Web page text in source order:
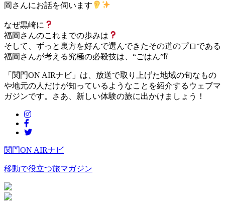
岡さんにお話を伺います
なぜ黒崎に
福岡さんのこれまでの歩みは
そして、ずっと裏方を好んで選んできたその道のプロである
福岡さんが考える究極の必殺技は、“ごはん”⁉
「関門ON AIRナビ」は、放送で取り上げた地域の旬なもの
や地元の人だけが知っているようなことを紹介するウェブマ
ガジンです。さあ、新しい体験の旅に出かけましょう！
関門ON AIRナビ
移動で役立つ旅マガジン